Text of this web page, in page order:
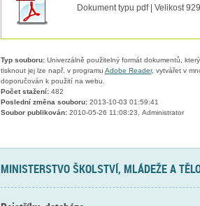
Dokument typu pdf | Velikost
Typ souboru:Univerzálně použitelný formát dokumentů,
tisknout jej lze např. v programu Adobe Reader, vytvářet v
doporučován k použití na webu.
Počet stažení:482
Poslední změna souboru:2013-10-03 01:59:41
Soubor publikován:2010-05-26 11:08:23, Administrator
MINISTERSTVO ŠKOLSTVÍ, MLÁDEŽE A